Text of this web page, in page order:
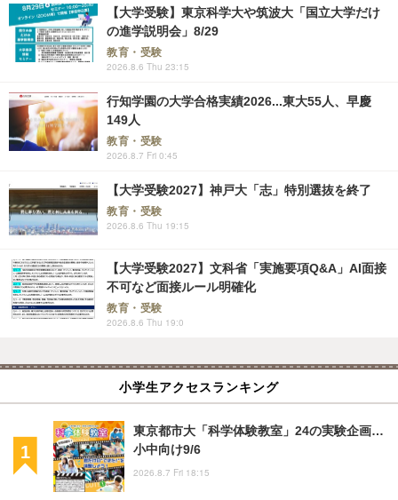
【大学受験】東京科学大や筑波大「国立大学だけ
の進学説明会」8/29
教育・受験
2026.8.6 Thu 23:15
行知学園の大学合格実績2026...東大55人、早慶
149人
教育・受験
2026.8.7 Fri 0:45
【大学受験2027】神戸大「志」特別選抜を終了
教育・受験
2026.8.6 Thu 19:15
【大学受験2027】文科省「実施要項Q&A」AI面接
不可など面接ルール明確化
教育・受験
2026.8.6 Thu 19:0
小学生アクセスランキング
東京都市大「科学体験教室」24の実験企画…
小中向け9/6
2026.8.7 Fri 18:15